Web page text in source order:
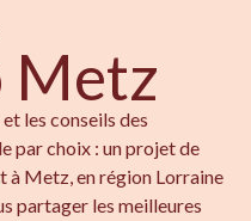
Metz
les conseils des
par choix : un projet de
à Metz, en région Lorraine
partager les meilleures